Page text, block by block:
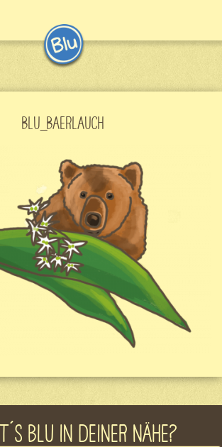
BLU_BAERLAUCH
BLU IN DEINER NÄHE?